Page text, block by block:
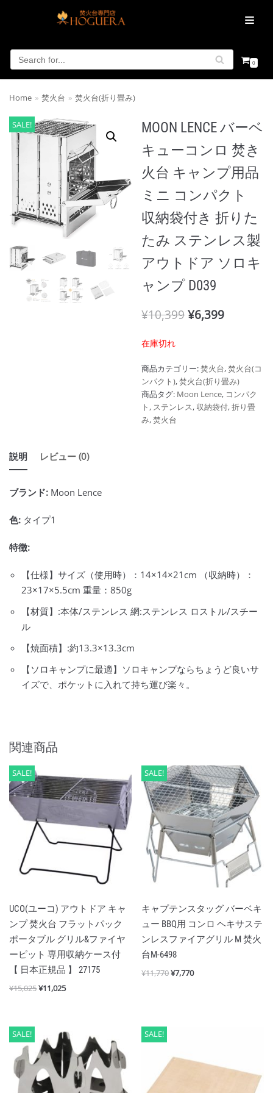
ン
キ
ッ
プ
0
Home » 焚火台 » 焚火台(折り畳み)
SALE!
MOON LENCE バーベ
キューコンロ 焚き
火台 キャンプ用品
ミニ コンパクト
収納袋付き 折りた
たみ ステンレス製
アウトドア ソロキ
ャンプ D039
¥10,399 ¥6,399
在庫切れ
商品カテゴリー:焚火台,焚火台(コ
ンパクト),焚火台(折り畳み)
商品タグ: Moon Lence, コンパク
ト , ステンレス, 収納袋付,折り畳
み,焚火台
説明 レビュー (0)
ブランド: Moon Lence
色: タイプ1
特徴:
【仕様】サイズ（使用時）：14×14×21cm （収納時）：
23×17×5.5cm 重量：850g
【材質】:本体/ステンレス 網:ステンレス ロストル/スチー
ル
【焼面積】:約13.3×13.3cm
【ソロキャンプに最適】ソロキャンプならちょうど良いサ
イズで、ポケットに入れて持ち運び楽々。
関連商品
SALE!
UCO(ユーコ) アウトドア キャ
ンプ 焚火台 フラットパック
ポータブル グリル&ファイヤ
ーピット 専用収納ケース付
【 日本正規品 】 27175
¥15,025¥11,025
SALE!
キャプテンスタッグ バーベキ
ュー BBQ用 コンロ ヘキサステ
ンレスファイアグリル M 焚火
台M-6498
¥11,770¥7,770
SALE! SALE!